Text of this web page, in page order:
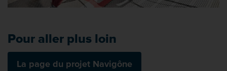
Pour aller plus loin
La page du projet Navigône